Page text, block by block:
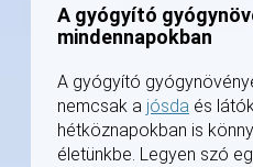
A gyógyító
mindennapokban
A gyógyító
nemcsak a jósda és
hétköznapokban is
életünkbe. Legyen szó